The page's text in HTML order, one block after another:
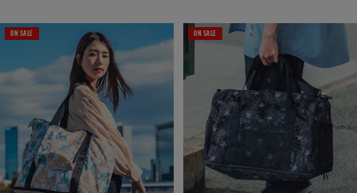
ON SALE ON SALE